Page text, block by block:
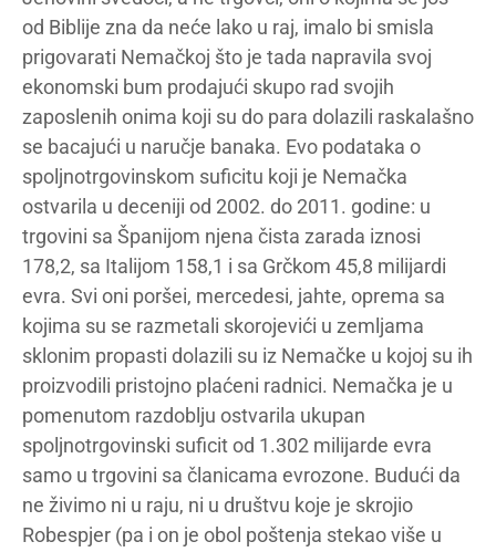
od Biblije zna da neće lako u raj, imalo bi smisla
prigovarati Nemačkoj što je tada napravila svoj
ekonomski bum prodajući skupo rad svojih
zaposlenih onima koji su do para dolazili raskalašno
se bacajući u naručje banaka. Evo podataka o
spoljnotrgovinskom suficitu koji je Nemačka
ostvarila u deceniji od 2002. do 2011. godine: u
trgovini sa Španijom njena čista zarada iznosi
178,2, sa Italijom 158,1 i sa Grčkom 45,8 milijardi
evra. Svi oni poršei, mercedesi, jahte, oprema sa
kojima su se razmetali skorojevići u zemljama
sklonim propasti dolazili su iz Nemačke u kojoj su ih
proizvodili pristojno plaćeni radnici. Nemačka je u
pomenutom razdoblju ostvarila ukupan
spoljnotrgovinski suficit od 1.302 milijarde evra
samo u trgovini sa članicama evrozone. Budući da
ne živimo ni u raju, ni u društvu koje je skrojio
Robespjer (pa i on je obol poštenja stekao više u